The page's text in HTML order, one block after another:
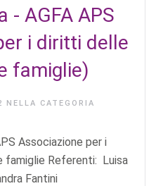
- AGFA APS
i diritti delle
famiglie)
NELLA CATEGORIA
Associazione per i
famiglie Referenti: Luisa
Fantini